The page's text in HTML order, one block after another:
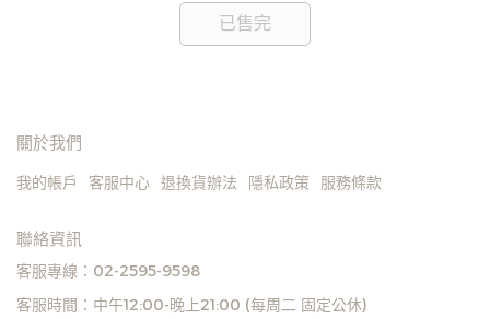
諒。如遇庫存不足無法下單，亦歡迎洽詢客服。
已售完
關於我們
我的帳戶 客服中心 退換貨辦法 隱私政策 服務條款
聯絡資訊
客服專線：02-2595-9598
客服時間：中午12:00-晚上21:00 (每周二 固定公休)